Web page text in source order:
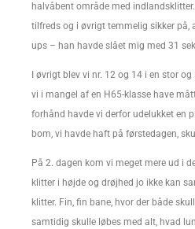
halvåbent område med
tilfreds og i øvrigt temmelig sikker på,
ups – han havde slået mig med 31
I øvrigt blev vi nr. 12 og 14 i en stor
vi i mangel af en H65-klasse have
forhånd havde vi derfor udelukket en
bom, vi havde haft på førstedagen,
På 2. dagen kom vi meget mere ud i
klitter i højde og drøjhed jo ikke kan
klitter. Fin, fin bane, hvor der både
samtidig skulle løbes med alt, hvad